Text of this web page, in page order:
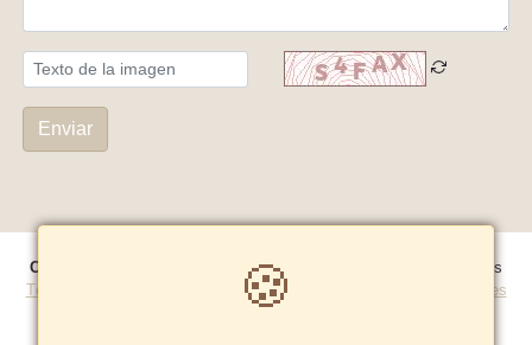
Enviar
Copyright© 2026 Ezra Peru E.i.r.l- Todos los derechos reservados
Términos y Condiciones
Políticas de privacidad
Política de cookies
Tarifas y zonas de reparto
🍪